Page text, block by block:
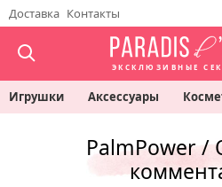
Доставка Контакты
ЭКСКЛЮЗИВНЫЕ
Игрушки Аксессуары
PalmPower /